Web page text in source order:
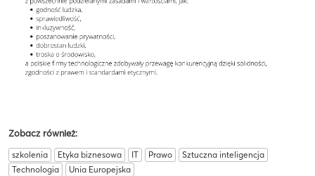
Zobacz również:
szkolenia Etyka biznesowa IT Prawo
Sztuczna inteligencja
Technologia
Unia Europejska